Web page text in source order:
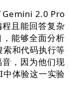
2.0 Pro
且能回答复杂
能够全面分析
和代码执行等
，因为他们现
体验这一实验